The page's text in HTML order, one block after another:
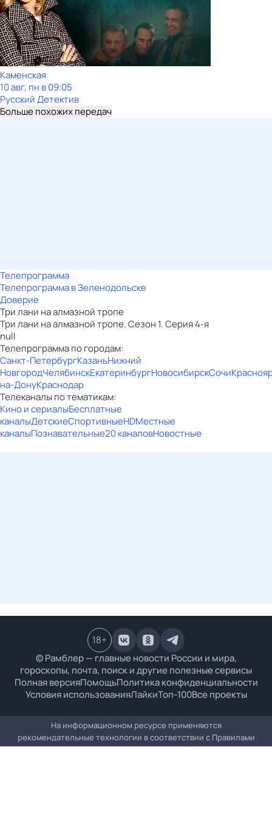
Каменская
10 авг, пн в 09:05
Русский Детектив
Больше похожих передач
Телепрограмма
Телепрограмма в Зеленодольске
Доверие
Три лани на алмазной тропе
Три лани на алмазной тропе. Сезон 1. Серия 4-я
null
Телепрограмма по городам:
Санкт-ПетербургКазаньНижний
НовгородЧелябинскЕкатеринбургНовосибирскСочи
на-ДонуКраснодар
Телеканалы по тематикам:
Кино и сериалыБесплатные
каналыДетскиеСпортивныеHDМестные
каналыПознавательные20 каналовНовостные
© Рамблер — главные новости России и мира,
гороскопы, почта, поиск и другие полезные сервисы
Полная версияПомощьПолитика конфиденциальности
Условия использованияЛайкиТоп-100Все проекты
18+
На информационном ресурсе применяются
рекомендательные технологии в соответствии с Правилами